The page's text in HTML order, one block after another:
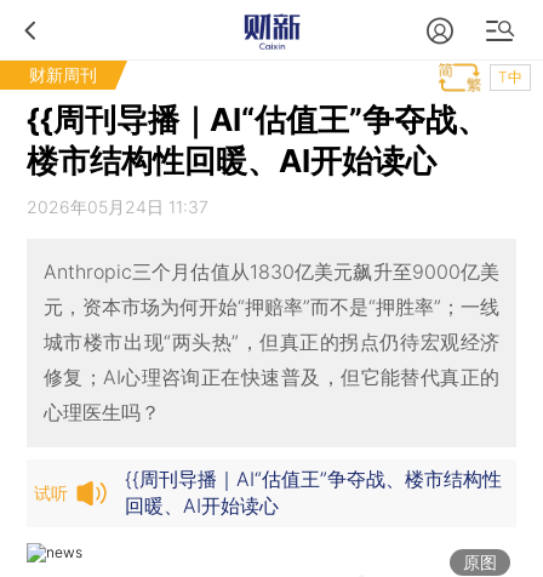
财新周刊 T中
{{周刊导播｜AI“估值王”争夺战、
楼市结构性回暖、AI开始读心
2026年05月24日 11:37
Anthropic三个月估值从1830亿美元飙升至9000亿美
元，资本市场为何开始“押赔率”而不是“押胜率”；一线
城市楼市出现“两头热”，但真正的拐点仍待宏观经济
修复；AI心理咨询正在快速普及，但它能替代真正的
心理医生吗？
试听
{{周刊导播｜AI“估值王”争夺战、楼市结构性
回暖、AI开始读心
原图